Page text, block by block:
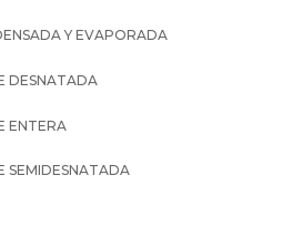
Y EVAPORADA
DESNATADA
ENTERA
SEMIDESNATADA